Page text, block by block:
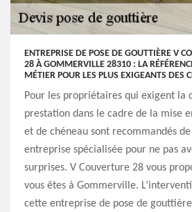
ENTREPRISE DE POSE DE GOUTTIÈRE V
28 À GOMMERVILLE 28310 : LA
MÉTIER POUR LES PLUS EXIGEANTS DES
Pour les propriétaires qui exigent la
prestation dans le cadre de la mise
et de chéneau sont recommandés de
entreprise spécialisée pour ne pas
surprises. V Couverture 28 vous
vous êtes à Gommerville.
cette entreprise de pose de